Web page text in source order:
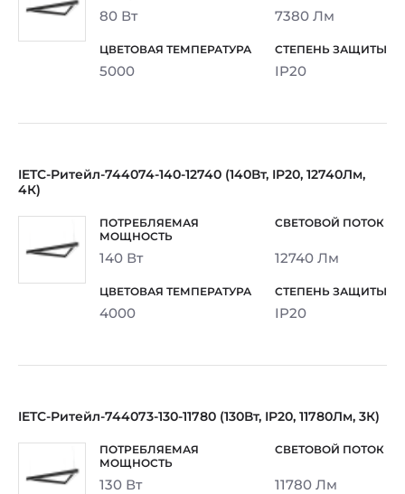
80 Вт 7380 Лм
5000 IP20
IETC-Ритейл-744074-140-12740 (140Вт, IP20, 12740Лм,
4К)
140 Вт 12740 Лм
4000 IP20
IETC-Ритейл-744073-130-11780 (130Вт, IP20, 11780Лм, 3К)
130 Вт 11780 Лм